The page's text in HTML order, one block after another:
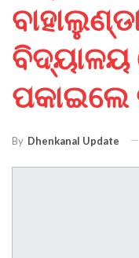
ବିଦ୍ୟାଳୟ
ପକାଇଲେ
By Dhenkanal Update